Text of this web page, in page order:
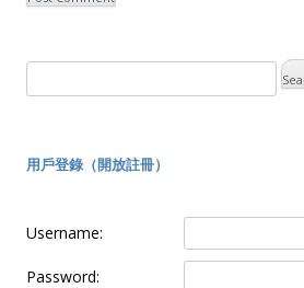
用戶登錄（開放註冊）
Username:
Password: